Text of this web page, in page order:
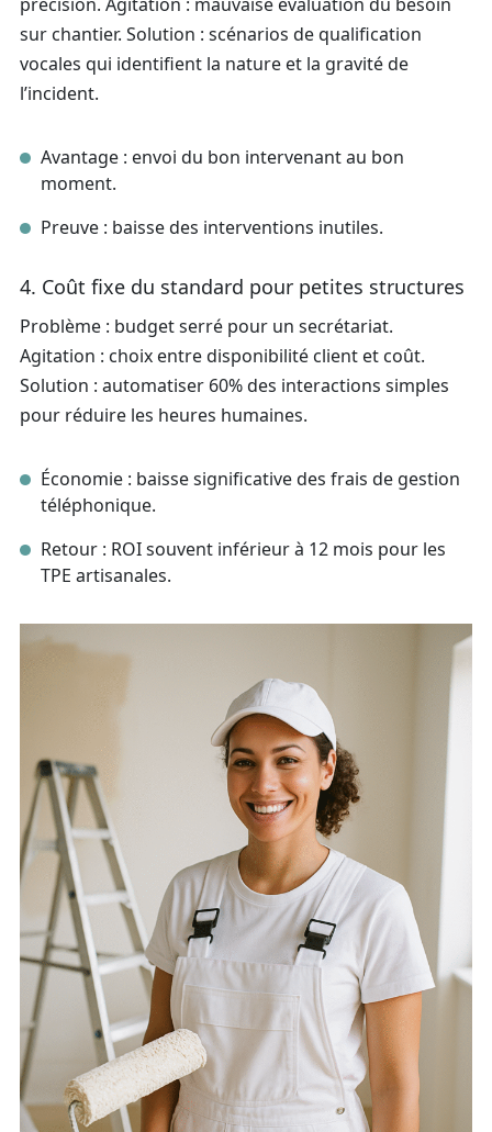
sur chantier. Solution : scénarios de qualification
vocales qui identifient la nature et la gravité de
l’incident.
Avantage : envoi du bon intervenant au bon
moment.
Preuve : baisse des interventions inutiles.
4. Coût fixe du standard pour petites structures
Problème : budget serré pour un secrétariat.
Agitation : choix entre disponibilité client et coût.
Solution : automatiser 60% des interactions simples
pour réduire les heures humaines.
Économie : baisse significative des frais de gestion
téléphonique.
Retour : ROI souvent inférieur à 12 mois pour les
TPE artisanales.